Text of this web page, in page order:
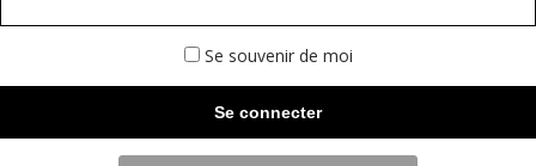
Se souvenir de moi